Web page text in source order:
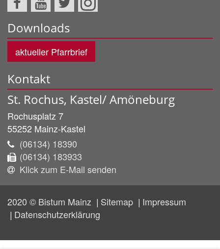
Downloads
aktueller Pfarrbrief
Kontakt
St. Rochus, Kastel/ Amöneburg
Rochusplatz 7
55252 Mainz-Kastel
(06134) 18390
(06134) 183933
Klick zum E-Mail senden
2020 © Bistum Mainz Sitemap
Impressum
Datenschutzerklärung